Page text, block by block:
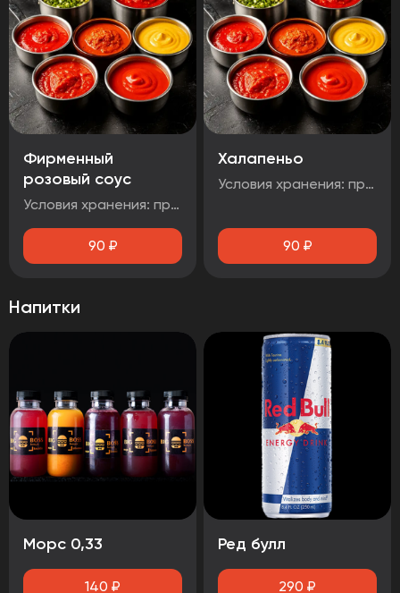
Фирменный
розовый соус
Условия хранения: при температуре от плюс 2°C до плюс 4°C Срок годности: 48 часов Т.У 10.71. 11-001-48751922-2017 Рекомендуется употребить сразу после вскрытия упаковки Без ГМ
90 ₽
Халапеньо
Условия хранения: при температуре от плюс 2°C до плюс 4°C Срок годности: 48 часов Т.У 10.71. 11-001-48751922-2017 Рекомендуется употребить сразу после вскрытия упаковки Без ГМО
90 ₽
Напитки
Морс 0,33
140 ₽
Ред булл
290 ₽